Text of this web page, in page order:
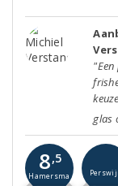
glas
8,5
Hamersma